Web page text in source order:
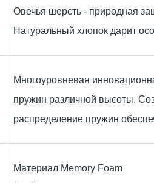
Овечья шерсть - природная
Натуральный хлопок дарит
Многоуровневая
пружин различной высоты.
распределение пружин
Материал Memory Foam